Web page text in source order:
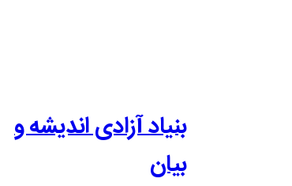
بنیاد آزادی اندیشه و
بیان